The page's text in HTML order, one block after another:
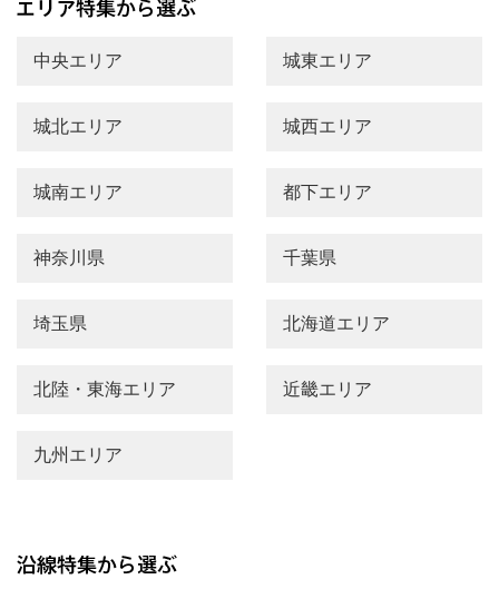
中央エリア 城東エリア
城北エリア 城西エリア
城南エリア 都下エリア
神奈川県 千葉県
埼玉県 北海道エリア
北陸・東海エリア 近畿エリア
九州エリア